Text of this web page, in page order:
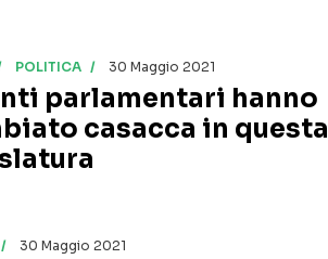
POLITICA 30 Maggio 2021
parlamentari hanno
casacca in questa
30 Maggio 2021